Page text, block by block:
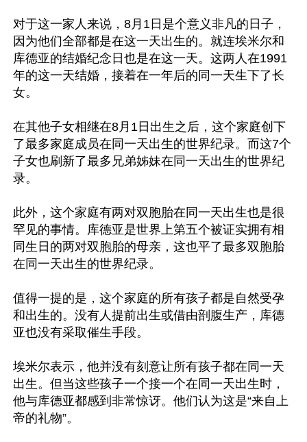
对于这一家人来说，8月1日是个意义非凡的日子，
因为他们全部都是在这一天出生的。就连埃米尔和
库德亚的结婚纪念日也是在这一天。这两人在1991
年的这一天结婚，接着在一年后的同一天生下了长
女。
在其他子女相继在8月1日出生之后，这个家庭创下
了最多家庭成员在同一天出生的世界纪录。而这7个
子女也刷新了最多兄弟姊妹在同一天出生的世界纪
录。
此外，这个家庭有两对双胞胎在同一天出生也是很
罕见的事情。库德亚是世界上第五个被证实拥有相
同生日的两对双胞胎的母亲，这也平了最多双胞胎
在同一天出生的世界纪录。
值得一提的是，这个家庭的所有孩子都是自然受孕
和出生的。没有人提前出生或借由剖腹生产，库德
亚也没有采取催生手段。
埃米尔表示，他并没有刻意让所有孩子都在同一天
出生。但当这些孩子一个接一个在同一天出生时，
他与库德亚都感到非常惊讶。他们认为这是“来自上
帝的礼物”。